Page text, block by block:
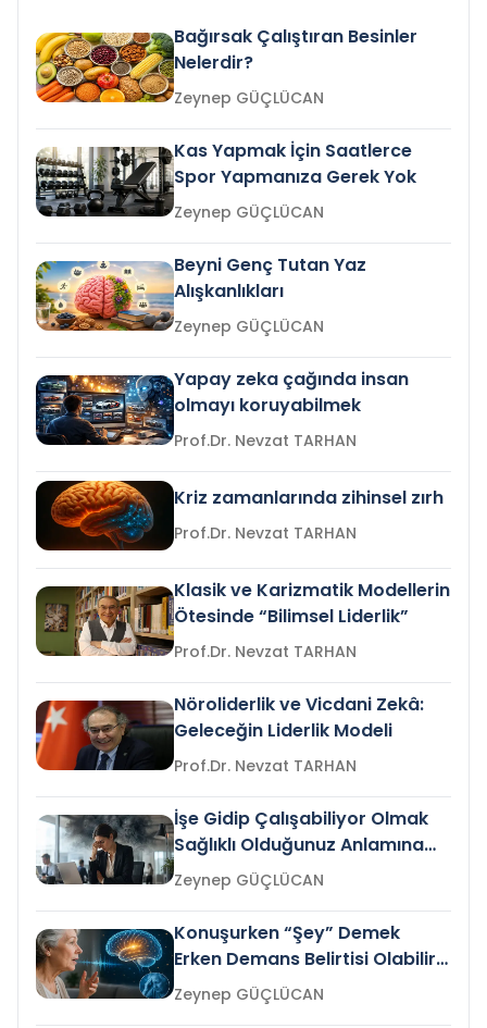
Bağırsak Çalıştıran Besinler
Nelerdir?
Zeynep GÜÇLÜCAN
Kas Yapmak İçin Saatlerce
Spor Yapmanıza Gerek Yok
Zeynep GÜÇLÜCAN
Beyni Genç Tutan Yaz
Alışkanlıkları
Zeynep GÜÇLÜCAN
Yapay zeka çağında insan
olmayı koruyabilmek
Prof.Dr. Nevzat TARHAN
Kriz zamanlarında zihinsel zırh
Prof.Dr. Nevzat TARHAN
Klasik ve Karizmatik Modellerin
Ötesinde “Bilimsel Liderlik”
Prof.Dr. Nevzat TARHAN
Nöroliderlik ve Vicdani Zekâ:
Geleceğin Liderlik Modeli
Prof.Dr. Nevzat TARHAN
İşe Gidip Çalışabiliyor Olmak
Sağlıklı Olduğunuz Anlamına
Gelir mi?Zeynep GÜÇLÜCAN
Konuşurken “Şey” Demek
Erken Demans Belirtisi Olabilir
mi?
Zeynep GÜÇLÜCAN